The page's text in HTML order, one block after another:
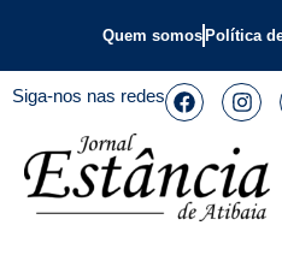
Quem somos Política
Siga-nos nas redes